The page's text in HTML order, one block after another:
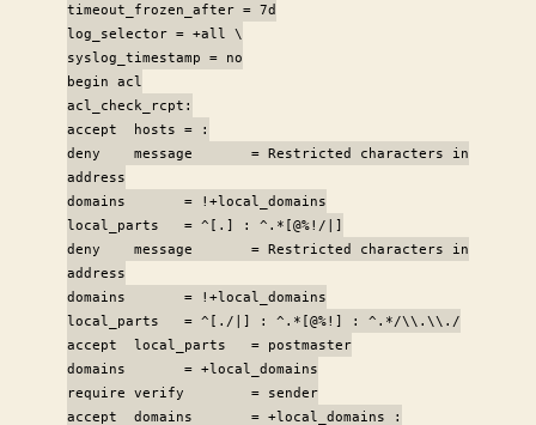
timeout_frozen_after = 7d
log_selector = +all \
syslog_timestamp = no
begin acl
acl_check_rcpt:
accept hosts = :
deny message = Restricted characters in
address
domains = !+local_domains
local_parts = ^[.] : ^.*[@%!/|]
deny message = Restricted characters in
address
domains = !+local_domains
local_parts = ^[./|] : ^.*[@%!] : ^.*/\\.\\./
accept local_parts = postmaster
domains = +local_domains
require verify = sender
accept domains = +local_domains :